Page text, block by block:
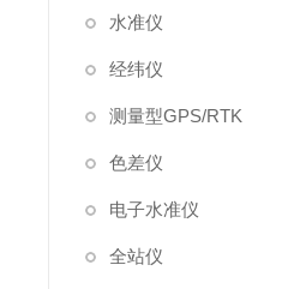
水准仪
经纬仪
测量型GPS/RTK
色差仪
电子水准仪
全站仪